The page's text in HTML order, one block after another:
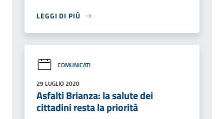
LEGGI DI PIÙ
COMUNICATI
29 LUGLIO 2020
Asfalti Brianza: la salute dei
cittadini resta la priorità